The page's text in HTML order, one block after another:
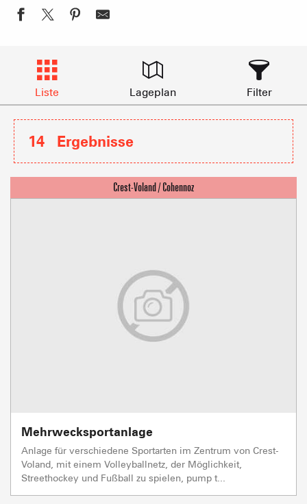
Liste Lageplan Filter
14 Ergebnisse
Mehrwecksportanlage
Anlage für verschiedene Sportarten im Zentrum von Crest-
Voland, mit einem Volleyballnetz, der Möglichkeit,
Streethockey und Fußball zu spielen, pump t...